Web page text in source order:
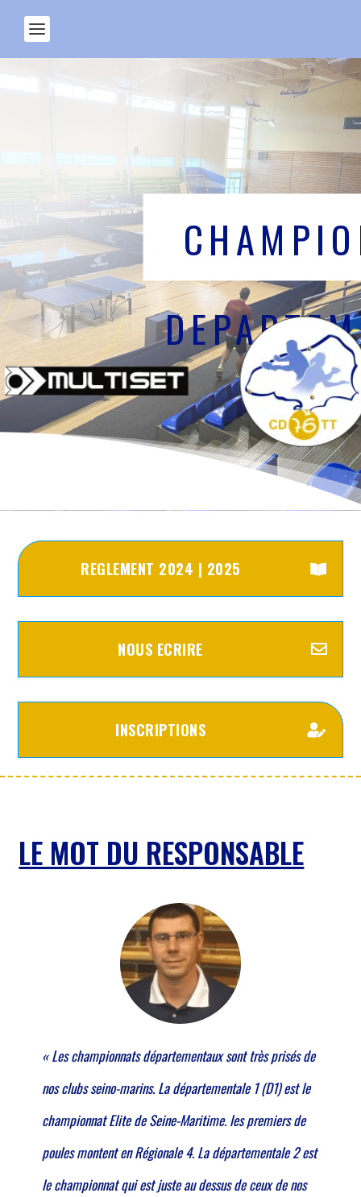
D1
REGLEMENT 2024 | 2025
NOUS ECRIRE
INSCRIPTIONS
LE MOT DU RESPONSABLE
« Les championnats départementaux sont très prisés de
nos clubs seino-marins. La départementale 1 (D1) est le
championnat Elite de Seine-Maritime. les premiers de
poules montent en Régionale 4. La départementale 2 est
le championnat qui est juste au dessus de ceux de nos